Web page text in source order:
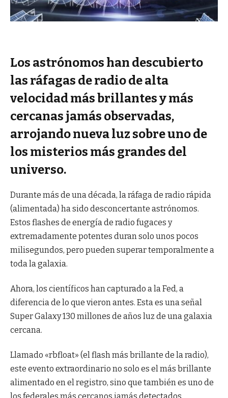
Los astrónomos han descubierto
las ráfagas de radio de alta
velocidad más brillantes y más
cercanas jamás observadas,
arrojando nueva luz sobre uno de
los misterios más grandes del
universo.
Durante más de una década, la ráfaga de radio rápida
(alimentada) ha sido desconcertante astrónomos.
Estos flashes de energía de radio fugaces y
extremadamente potentes duran solo unos pocos
milisegundos, pero pueden superar temporalmente a
toda la galaxia.
Ahora, los científicos han capturado a la Fed, a
diferencia de lo que vieron antes. Esta es una señal
Super Galaxy 130 millones de años luz de una galaxia
cercana.
Llamado «rbfloat» (el flash más brillante de la radio),
este evento extraordinario no solo es el más brillante
alimentado en el registro, sino que también es uno de